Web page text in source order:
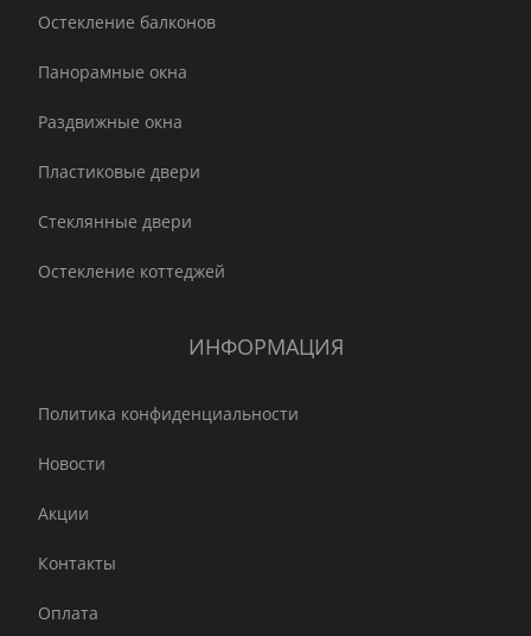
Остекление балконов
Панорамные окна
Раздвижные окна
Пластиковые двери
Стеклянные двери
Остекление коттеджей
ИНФОРМАЦИЯ
Политика конфиденциальности
Новости
Акции
Контакты
Оплата